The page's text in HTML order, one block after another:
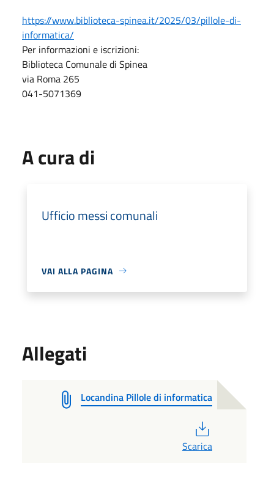
https://www.biblioteca-spinea.it/2025/03/pillole-di-
informatica/
Per informazioni e iscrizioni:
Biblioteca Comunale di Spinea
via Roma 265
041-5071369
A cura di
Ufficio messi comunali
VAI ALLA PAGINA
Allegati
Locandina Pillole di informatica
Scarica